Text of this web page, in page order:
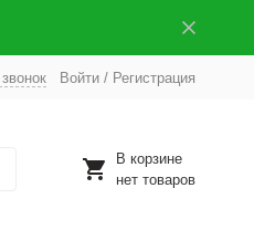
Войти/ Регистрация
В корзине
нет товаров